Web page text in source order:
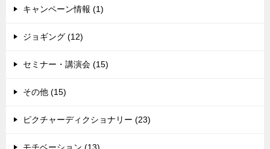
キャンペーン情報 (1)
ジョギング (12)
セミナー・講演会 (15)
その他 (15)
ピクチャーディクショナリー (23)